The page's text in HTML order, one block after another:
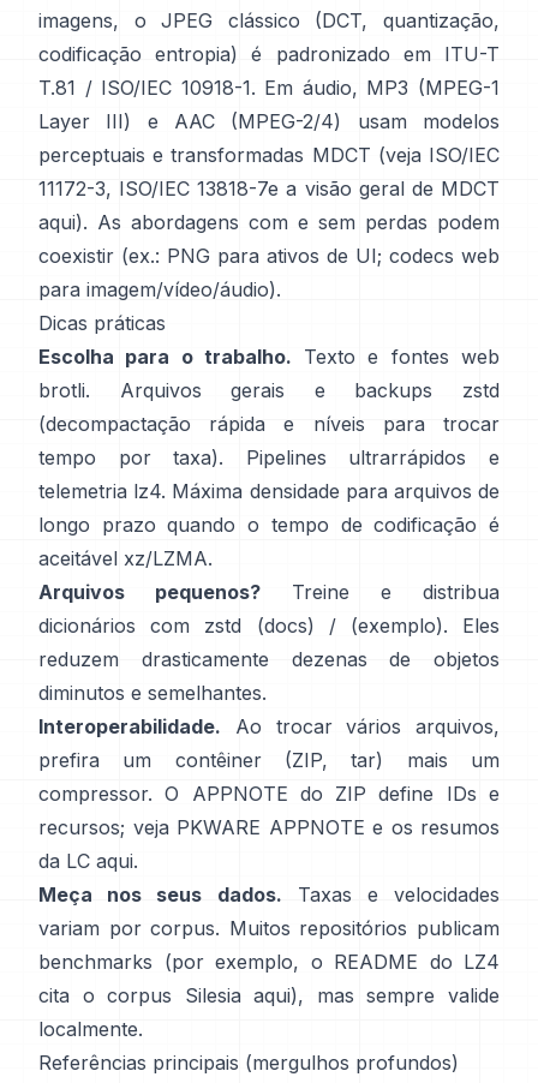
imagens, o JPEG clássico (DCT, quantização,
codificação entropia) é padronizado em
ITU-T
T.81 / ISO/IEC 10918-1. Em áudio, MP3 (MPEG-1
Layer III) e AAC (MPEG-2/4) usam modelos
perceptuais e transformadas MDCT (veja ISO/IEC
11172-3, ISO/IEC 13818-7e a visão geral de MDCT
aqui). As abordagens com e sem perdas podem
coexistir (ex.: PNG para ativos de UI; codecs web
para imagem/vídeo/áudio).
Dicas práticas
Escolha para o trabalho. Texto e fontes web
brotli. Arquivos gerais e backups
zstd
(decompactação rápida e níveis para trocar
tempo por taxa). Pipelines ultrarrápidos e
telemetria lz4. Máxima densidade para arquivos de
longo prazo quando o tempo de codificação é
aceitável xz/LZMA.
Arquivos pequenos? Treine e distribua
dicionários com zstd
(docs) / (exemplo). Eles
reduzem drasticamente dezenas de objetos
diminutos e semelhantes.
Interoperabilidade. Ao trocar vários arquivos,
prefira um contêiner (ZIP, tar) mais um
compressor. O APPNOTE do ZIP define IDs e
recursos; veja PKWARE APPNOTE e os resumos
da LC aqui.
Meça nos seus dados. Taxas e velocidades
variam por corpus. Muitos repositórios publicam
benchmarks (por exemplo, o README do LZ4
cita o corpus Silesia aqui), mas sempre valide
localmente.
Referências principais (mergulhos profundos)